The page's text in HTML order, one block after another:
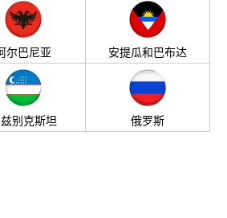
尔巴尼亚 安提瓜和巴布达
别克斯坦 俄罗斯